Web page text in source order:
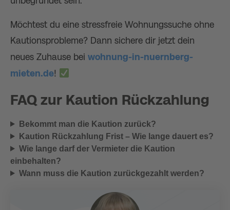
Möchtest du eine stressfreie Wohnungssuche ohne
Kautionsprobleme? Dann sichere dir jetzt dein
neues Zuhause bei wohnung-in-nuernberg-
mieten.de!
FAQ zur Kaution Rückzahlung
Bekommt man die Kaution zurück?
Kaution Rückzahlung Frist – Wie lange dauert es?
Wie lange darf der Vermieter die Kaution
einbehalten?
Wann muss die Kaution zurückgezahlt werden?